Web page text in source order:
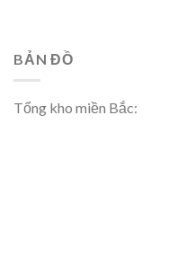
BẢN ĐỒ
Tổng kho miền Bắc: